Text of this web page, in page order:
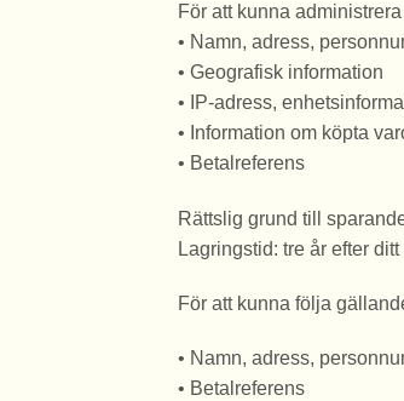
För att kunna
• Namn, adress,
• Geografisk information
• IP-adress,
• Information om köpta
• Betalreferens
Rättslig grund till
Lagringstid: tre år efter
För att kunna följa
• Namn, adress,
• Betalreferens